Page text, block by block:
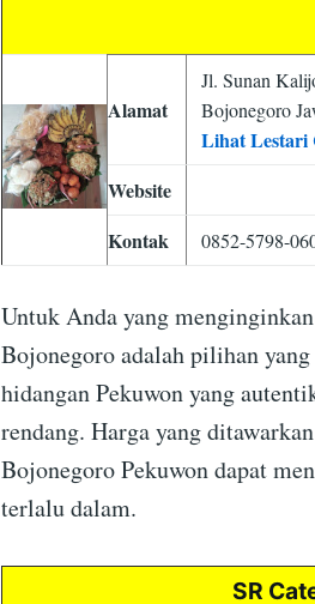
Alamat
Jl. Sunan
Bojonegoro
Lihat Lestari
Website
Kontak
0852-5798-
Untuk Anda yang
Bojonegoro adalah pilihan
hidangan Pekuwon yang
rendang. Harga yang
Bojonegoro Pekuwon dapat
terlalu dalam.
SR